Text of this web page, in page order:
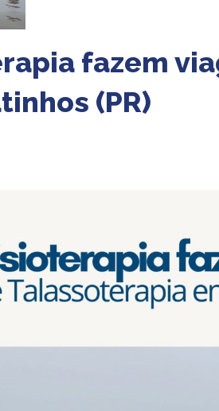
fazem
(PR)